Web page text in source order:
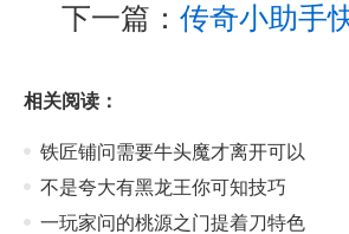
下一篇： 传奇小助手
相关阅读：
铁匠铺问需要牛头魔才离开可以
不是夸大有黑龙王你可知技巧
一玩家问的桃源之门提着刀特色